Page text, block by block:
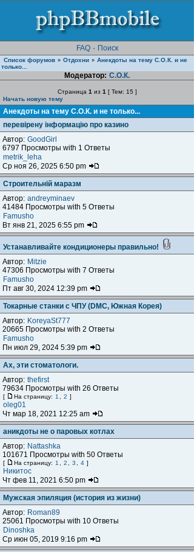
FAQ · Поиск
Список форумов » Отдохни » Анекдоты на тему С.О.К. и не
только...
Модератор: С.О.К.
Страница 1 из 1 [ Тем: 15 ]
Начать новую тему
Анекдоты на тему С.О.К. и не только...
перевірену інформацію про казино
Автор: GoodGirl
6797 Просмотры with 1 Ответы
metrik_leha
Ср ноя 26, 2025 6:50 pm
Строительній маразм
Автор: andreyminaev
41484 Просмотры with 5 Ответы
Famusho
Вт янв 21, 2025 6:55 pm
Устанавливайте кондиционеры правильно!
Автор: Mitzie
47306 Просмотры with 7 Ответы
Famusho
Пт авг 30, 2024 12:39 pm
Токарные станки с ЧПУ (DMC, Южная Корея)
Автор: KoreyaSt777
20665 Просмотры with 2 Ответы
Famusho
Пн июл 29, 2024 5:39 pm
Ах, эти стоматологи.
Автор: thefirst
79634 Просмотры with 26 Ответы
[ На страницу: 1 2 ]
oleg01
Чт мар 18, 2021 12:25 am
аникдоты не о паровых котлах
Автор: Nattashka
101671 Просмотры with 50 Ответы
[ На страницу: 1 2 3 4 ]
Никитос
Чт фев 11, 2021 6:50 pm
Мужская эпиляция (история из жизни)
Автор: Roman89
25061 Просмотры with 10 Ответы
Dinoshka
Ср июн 05, 2019 9:16 pm